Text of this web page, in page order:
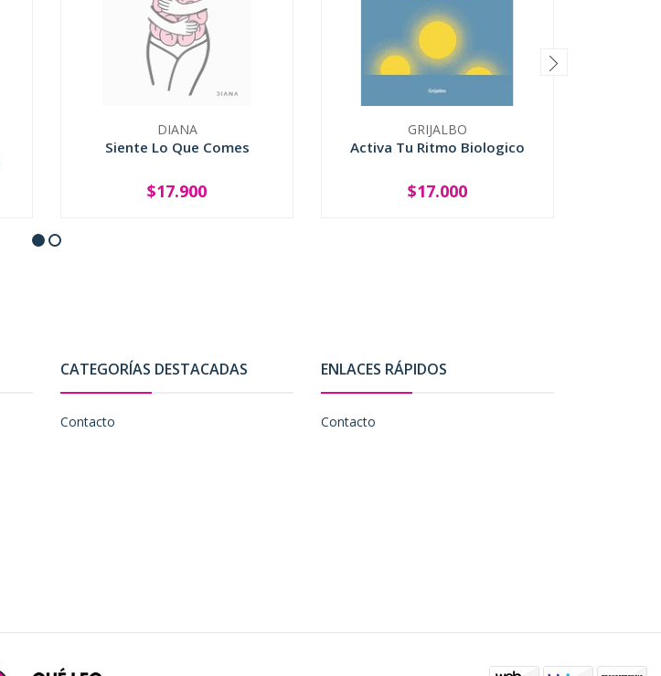
DIANA
Siente Lo Que Comes
SOLD OUT
$17.900
GRIJALBO
Activa Tu Ritmo Biologico
+
$17.000
CATEGORÍAS DESTACADAS
Contacto
ENLACES RÁPIDOS
Contacto